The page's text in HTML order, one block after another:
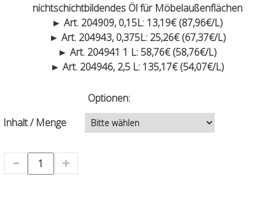
nichtschichtbildendes Öl für Möbelaußenflächen
► Art. 204909, 0,15L: 13,19€ (87,96€/L)
► Art. 204943, 0,375L: 25,26€ (67,37€/L)
► Art. 204941 1 L: 58,76€ (58,76€/L)
► Art. 204946, 2,5 L: 135,17€ (54,07€/L)
Optionen:
Inhalt / Menge